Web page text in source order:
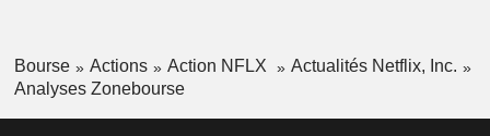
Bourse Actions Action NFLX
Actualités Netflix, Inc.
Analyses Zonebourse